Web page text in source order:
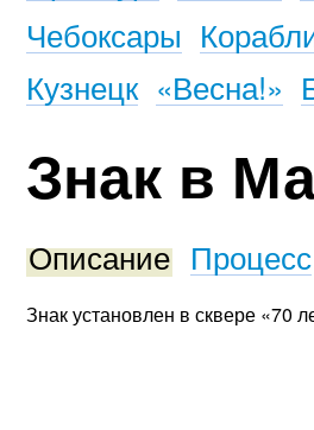
Чебоксары
Кузнецк «Весна!»
Знак в
Описание Процесс
Знак установлен в сквере «70